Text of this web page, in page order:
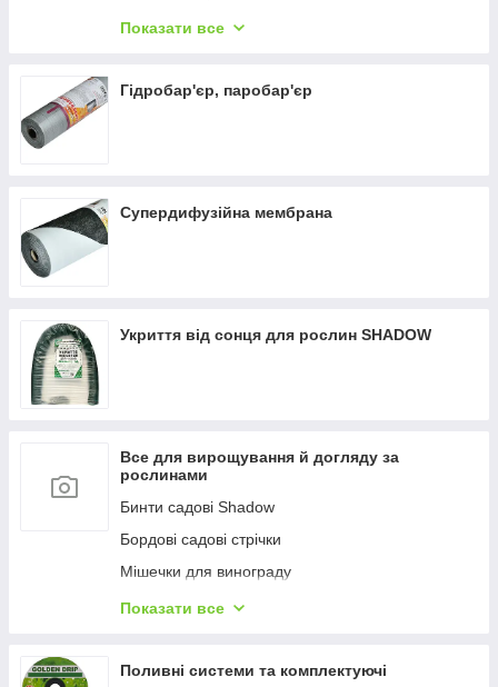
Скотч прозорий
Показати все
Гідробар'єр, паробар'єр
Супердифузійна мембрана
Укриття від сонця для рослин SHADOW
Все для вирощування й догляду за
рослинами
Бинти садові Shadow
Бордові садові стрічки
Мішечки для винограду
Кріплення для рослин
Показати все
Поливні системи та комплектуючі